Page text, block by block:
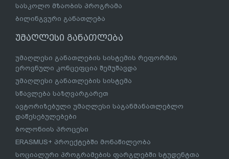
სასკოლო მზაობის პროგრამა
ბილინგვური განათლება
უმაღლესი განათლება
უმაღლესი განათლების სისტემის რეფორმის
ეროვნული კონცეფცია შემუშავდა
უმაღლესი განათლების სისტემა
სწავლება საზღვარგარეთ
ავტორიზებული უმაღლესი საგანმანათლებლო
დაწესებულებები
ბოლონიის პროცესი
ERASMUS+ პროექტებში მონაწილეობა
სოციალური პროგრამების ფარგლებში სტუდენტთა